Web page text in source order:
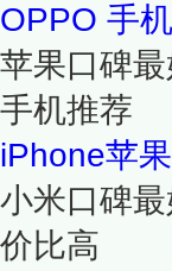
OPPO 手机
苹果口碑
手机推荐
iPhone苹果
小米口碑
价比高